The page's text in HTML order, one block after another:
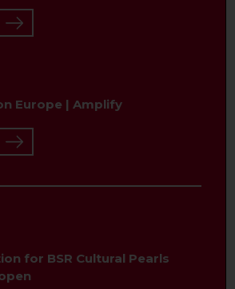
Europe | Amplify
for BSR Cultural Pearls